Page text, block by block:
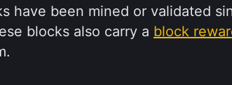
have been mined or validated
blocks also carry a block